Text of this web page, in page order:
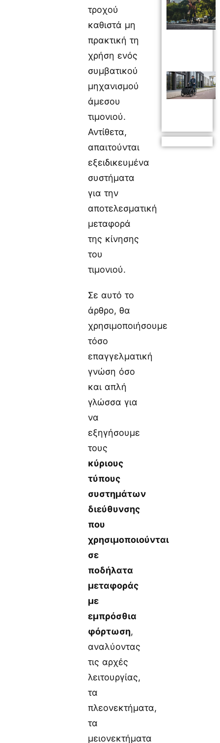
τροχού
καθιστά μη
πρακτική τη
χρήση ενός
συμβατικού
μηχανισμού
άμεσου
τιμονιού.
Αντίθετα,
απαιτούνται
εξειδικευμένα
συστήματα
για την
αποτελεσματική
μεταφορά
της κίνησης
του
τιμονιού.
Σε αυτό το
άρθρο, θα
χρησιμοποιήσουμε
τόσο
επαγγελματική
γνώση όσο
και απλή
γλώσσα για
να
εξηγήσουμε
τους
κύριους
τύπους
συστημάτων
διεύθυνσης
που
χρησιμοποιούνται
σε
ποδήλατα
μεταφοράς
με
εμπρόσθια
φόρτωση,
αναλύοντας
τις αρχές
λειτουργίας,
τα
πλεονεκτήματα,
τα
μειονεκτήματα